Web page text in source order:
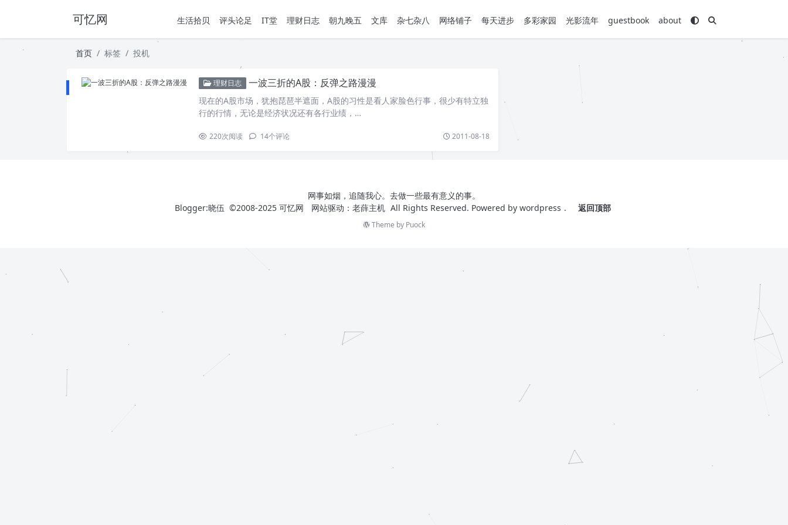
可忆网 生活拾贝 评头论足 IT堂 理财日志 朝九晚五 文库 杂七杂八 网络铺子 每天进步 多彩家园 光影流年 guestbook about
首页 标签 投机
理财日志 一波三折的A股：反弹之路漫漫
现在的A股市场，犹抱琵琶半遮面，A股的习性是看人家脸色行事，很少有特立独
行的行情，无论是经济状况还有各行业绩，…
220次阅读 14个评论 2011-08-18
网事如烟，追随我心。去做一些最有意义的事。
Blogger:晓伍 ©2008-2025 可忆网 网站驱动： 老薛主机 All Rights Reserved. Powered by wordpress . 返回顶部
Theme by Puock